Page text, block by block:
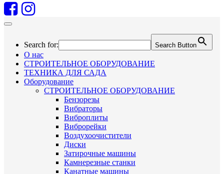
Search for: Search Button
О нас
СТРОИТЕЛЬНОЕ ОБОРУДОВАНИЕ
ТЕХНИКА ДЛЯ САДА
Оборудование
СТРОИТЕЛЬНОЕ ОБОРУДОВАНИЕ
Бензорезы
Вибраторы
Виброплиты
Виброрейки
Воздухоочистители
Диски
Затирочные машины
Камнерезные станки
Канатные машины